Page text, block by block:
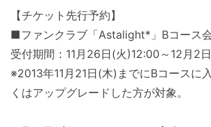
【チケット先行予約】
■ファンクラブ「Astalight*」Bコース
受付期間：11月26日(火)12:00～12月2
※2013年11月21日(木)までにBコースに
くはアップグレードした方が対象。